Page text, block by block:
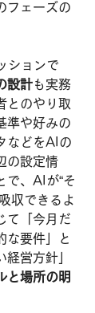
フェーズの
ションで
設計も実務
とのやり取
準や好みの
などをAIの
の設定情
で、AIが“そ
収できるよ
て「今月だ
な要件」と
経営方針」
と場所の明